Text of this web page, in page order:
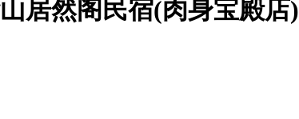
居然阁民宿(肉身宝殿店)